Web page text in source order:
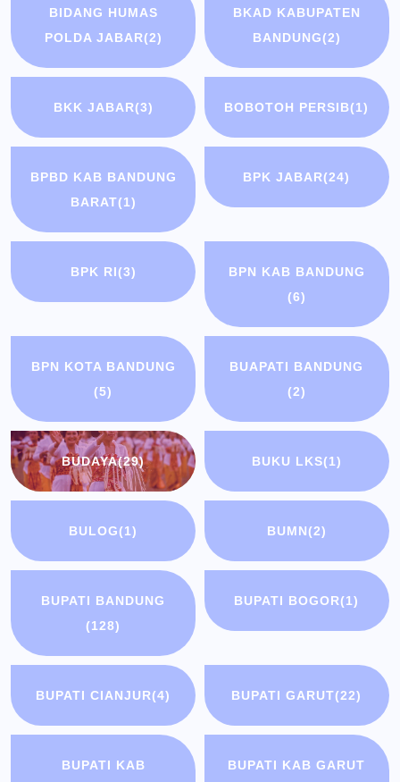
BIDANG HUMAS
POLDA JABAR(2)
BKAD KABUPATEN
BANDUNG(2)
BKK JABAR(3) BOBOTOH PERSIB(1)
BPBD KAB BANDUNG
BARAT(1)
BPK JABAR(24)
BPK RI(3)
BPN KAB BANDUNG
(6)
BPN KOTA BANDUNG
(5)
BUAPATI BANDUNG
(2)
BUDAYA(29) BUKU LKS(1)
BULOG(1) BUMN(2)
BUPATI BANDUNG
(128)
BUPATI BOGOR(1)
BUPATI CIANJUR(4) BUPATI GARUT(22)
BUPATI KAB
BUPATI KAB GARUT